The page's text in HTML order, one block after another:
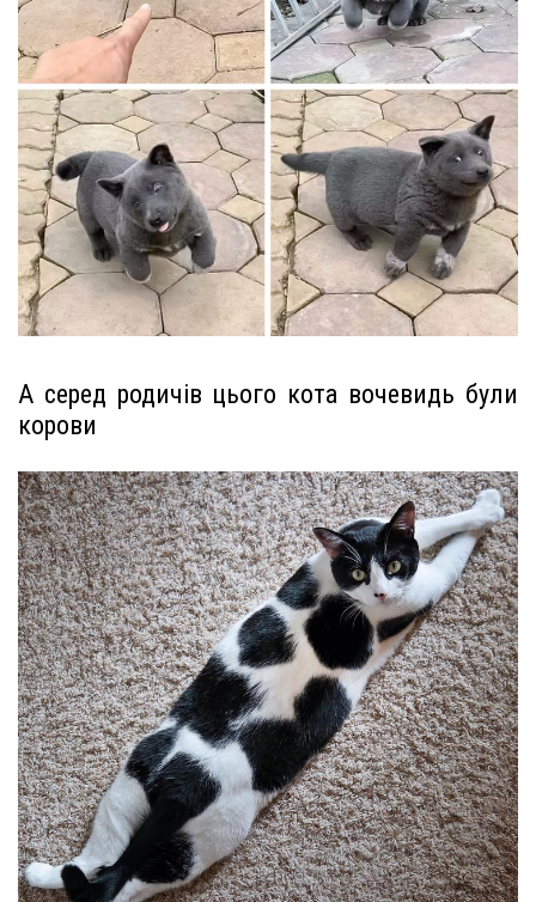
А серед родичів цього кота вочевидь були
корови